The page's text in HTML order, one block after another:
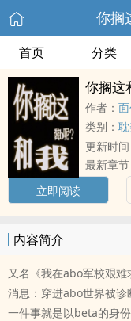
你搁
首页 分类
你搁这
作者：
类别：
更新时间
最新章节
立即阅读
内容简介
又名《我在abo军校艰
消息：穿进abo世界被
一件事就是以beta的身